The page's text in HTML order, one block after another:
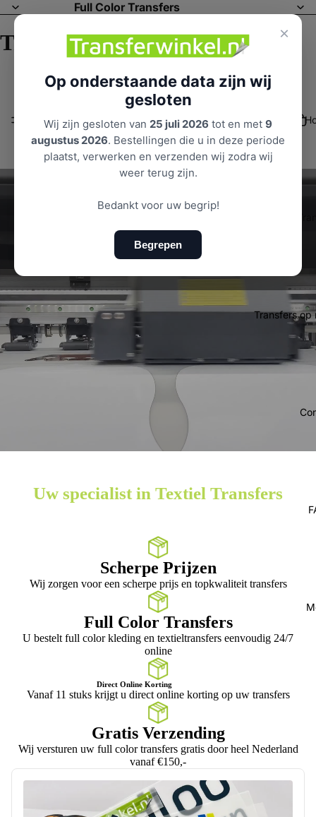
Full Color Transfers
Transferwinkel
Transfers op
Uw specialist in Textiel Transfers
Scherpe Prijzen
Wij zorgen voor een scherpe prijs en topkwaliteit transfers
Full Color Transfers
U bestelt full color kleding en textieltransfers eenvoudig 24/7
online
Direct Online Korting
Vanaf 11 stuks krijgt u direct online korting op uw transfers
Gratis Verzending
Wij versturen uw full color transfers gratis door heel Nederland
vanaf €150,-
×
Op onderstaande data zijn wij
gesloten
Wij zijn gesloten van 25 juli 2026 tot en met 9
augustus 2026. Bestellingen die u in deze periode
plaatst, verwerken en verzenden wij zodra wij
weer terug zijn.
Bedankt voor uw begrip!
Begrepen